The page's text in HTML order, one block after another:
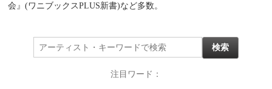
会』(ワニブックスPLUS新書)など多数。
注目ワード：